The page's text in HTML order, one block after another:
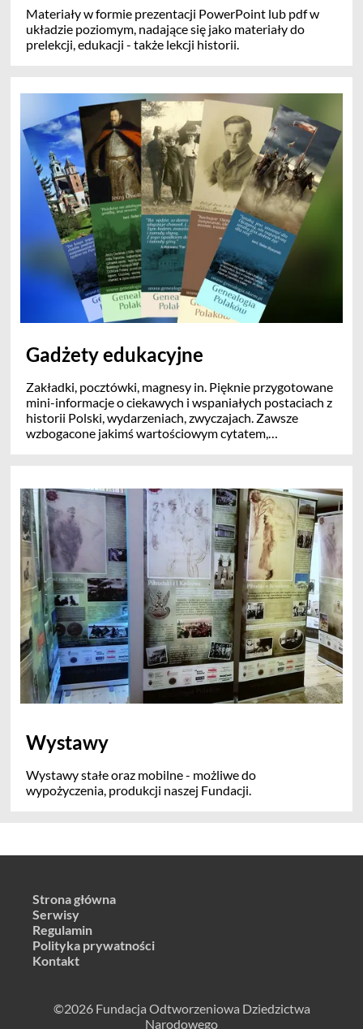
Materiały w formie prezentacji PowerPoint lub pdf w
układzie poziomym, nadające się jako materiały do
prelekcji, edukacji - także lekcji historii.
Gadżety edukacyjne
Zakładki, pocztówki, magnesy in. Pięknie przygotowane
mini-informacje o ciekawych i wspaniałych postaciach z
historii Polski, wydarzeniach, zwyczajach. Zawsze
wzbogacone jakimś wartościowym cytatem,
punkcie xero. Każdy plik posiada awers i rewers.
Zakładki mają rozmiar 5x18cm (+3mm spadu). Zalecamy
foliowanie awersu lub papier błyszczący 240g.
Wystawy
Wystawy stałe oraz mobilne - możliwe do
wypożyczenia, produkcji naszej Fundacji.
Strona główna
Serwisy
Regulamin
Polityka prywatności
Kontakt
©2026 Fundacja Odtworzeniowa Dziedzictwa
Narodowego